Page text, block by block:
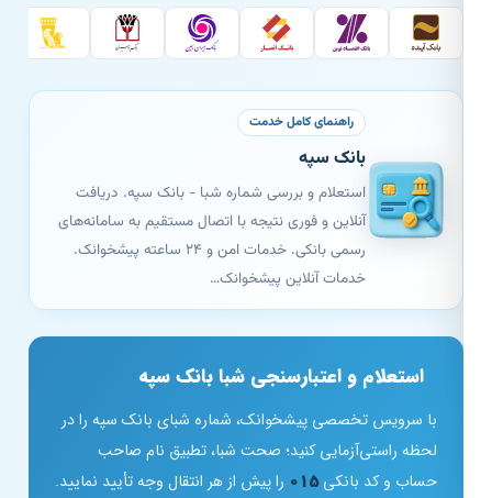
راهنمای کامل خدمت
بانک سپه
استعلام و بررسی شماره شبا - بانک سپه. دریافت
آنلاین و فوری نتیجه با اتصال مستقیم به سامانه‌های
رسمی بانکی. خدمات امن و ۲۴ ساعته پیشخوانک.
خدمات آنلاین پیشخوانک…
استعلام و اعتبارسنجی شبا بانک سپه
با سرویس تخصصی پیشخوانک، شماره شبای بانک سپه را در
لحظه راستی‌آزمایی کنید؛ صحت شبا، تطبیق نام صاحب
حساب و کد بانکی015را پیش از هر انتقال وجه تأیید نمایید.